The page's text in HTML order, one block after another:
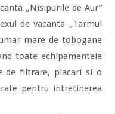
„Nisipurile de Aur”
de vacanta „Tarmul
mare de tobogane
toate echipamentele
de filtrare, placari si o
pentru intretinerea